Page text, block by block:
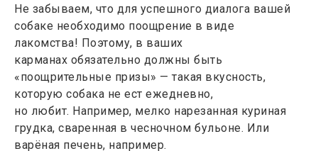
Не забываем, что для успешного диалога вашей
собаке необходимо поощрение в виде
лакомства! Поэтому, в ваших
карманах обязательно должны быть
«поощрительные призы» — такая вкусность,
которую собака не ест ежедневно,
но любит. Например, мелко нарезанная куриная
грудка, сваренная в чесночном бульоне. Или
варёная печень, например.